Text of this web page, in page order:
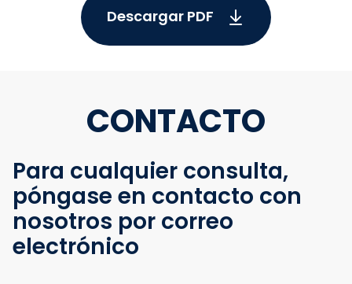
Descargar PDF
CONTACTO
Para cualquier consulta,
póngase en contacto con
nosotros por correo
electrónico